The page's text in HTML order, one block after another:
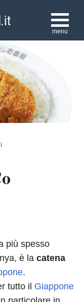
menu
più spesso
è la catena
.
tutto il Giappone